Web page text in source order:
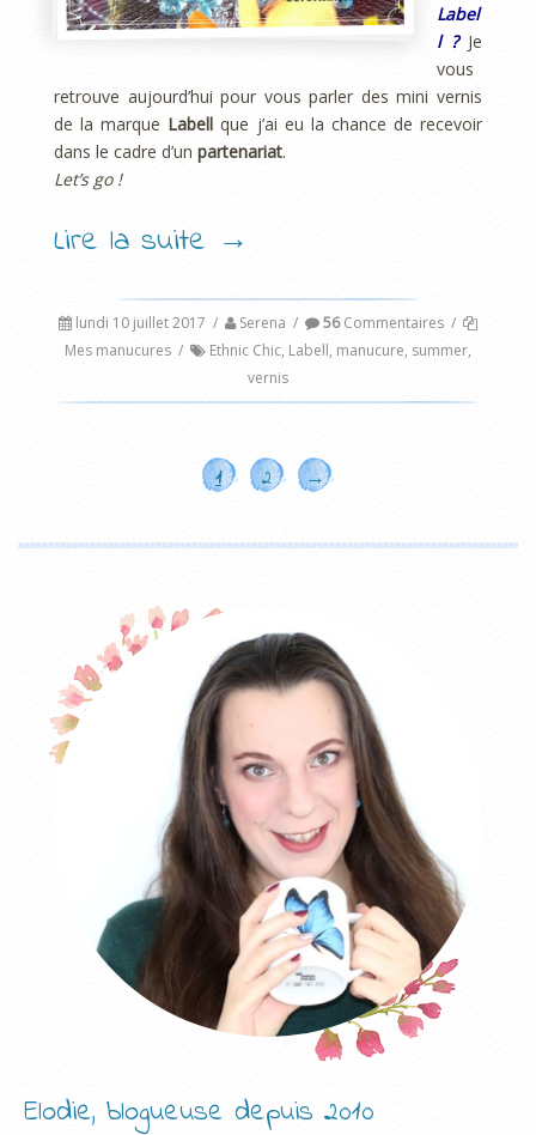
Label
l ?Je
vous
retrouve aujourd’hui pour vous parler des mini vernis
de la marque Labell que j’ai eu la chance de recevoir
dans le cadre d’un partenariat.
Let’s go !
Lire la suite →
lundi 10 juillet 2017 / Serena / 56Commentaires /
Mes manucures / Ethnic Chic, Labell, manucure, summer,
vernis
1 2 →
Elodie, blogueuse depuis 2010